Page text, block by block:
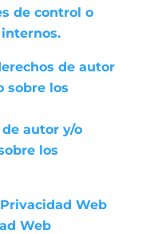
de control o
de autor
sobre los
autor y/o
los
Web
Web